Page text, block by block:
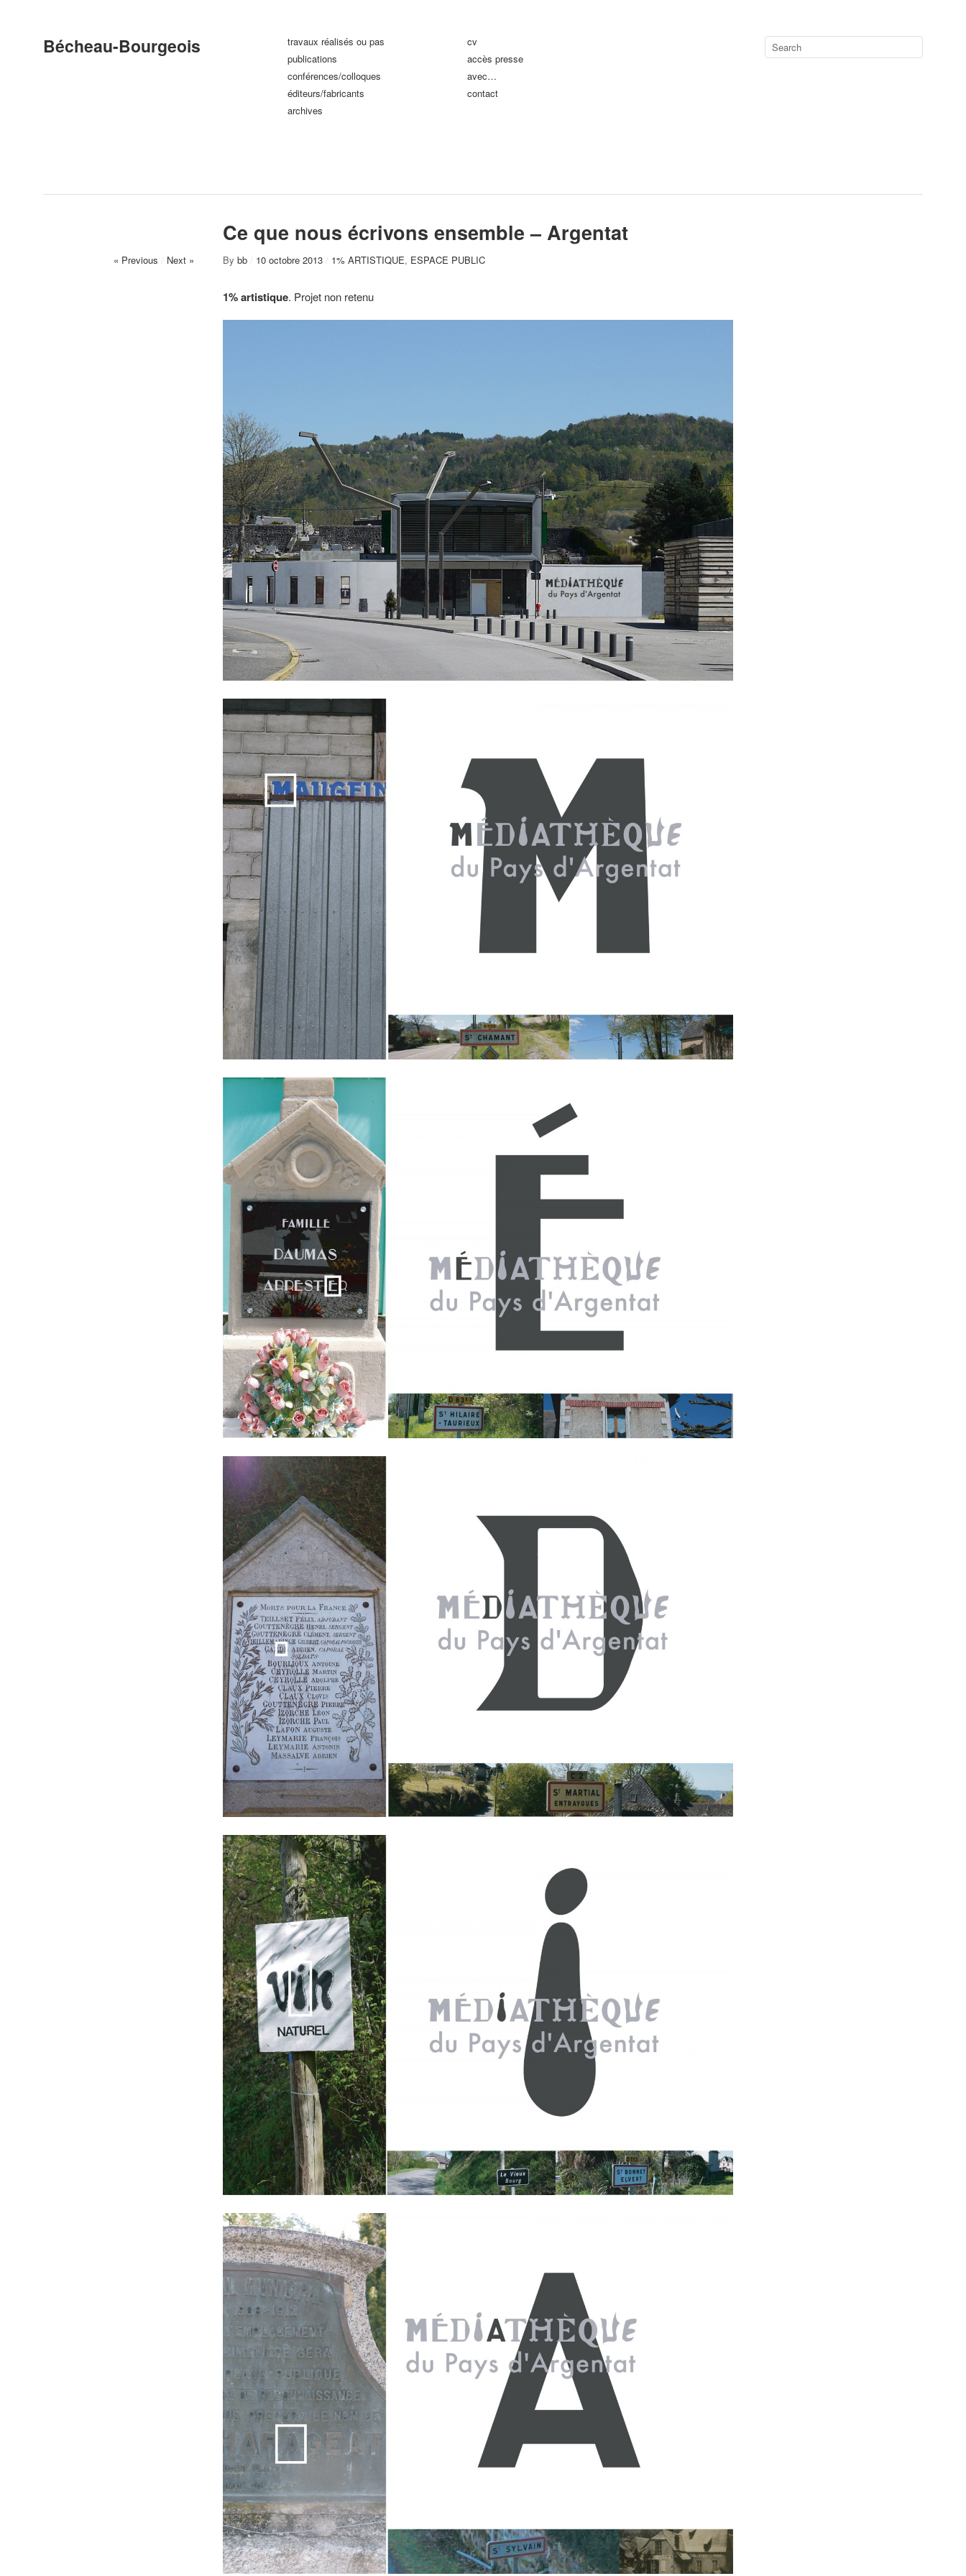
Bécheau-Bourgeois
travaux réalisés ou pas
publications
conférences/colloques
éditeurs/fabricants
archives
cv
accès presse
avec…
contact
Ce que nous écrivons ensemble – Argentat
« Previous / Next » By bb / 10 octobre 2013 / 1% ARTISTIQUE, ESPACE PUBLIC
1% artistique. Projet non retenu